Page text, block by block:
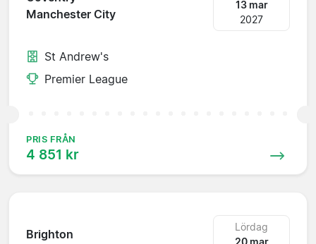
Manchester City
13 mar
2027
St Andrew's
Premier League
PRIS FRÅN
4 851 kr
Brighton
Lördag
20 mar